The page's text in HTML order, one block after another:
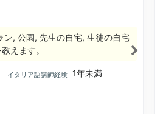
ン, 公園, 先生の自宅, 生徒の自宅
えます。
イタリア語講師経験
1年未満